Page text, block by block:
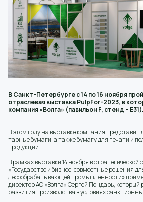
В Санкт-Петербурге с 14 по 16 ноября
отраслевая выставка PulpFor-2023, в
компания «Волга» (павильон F, стенд – Е31).
В этом году на выставке компания представит
тарные бумаги, а также бумагу для печати и
продукции.
В рамках выставки 14 ноября в стратегической
«Государство и бизнес: совместные решения
лесообрабатывающей промышленности»
директор АО «Волга» Сергей Пондарь, который
развития производства в условиях